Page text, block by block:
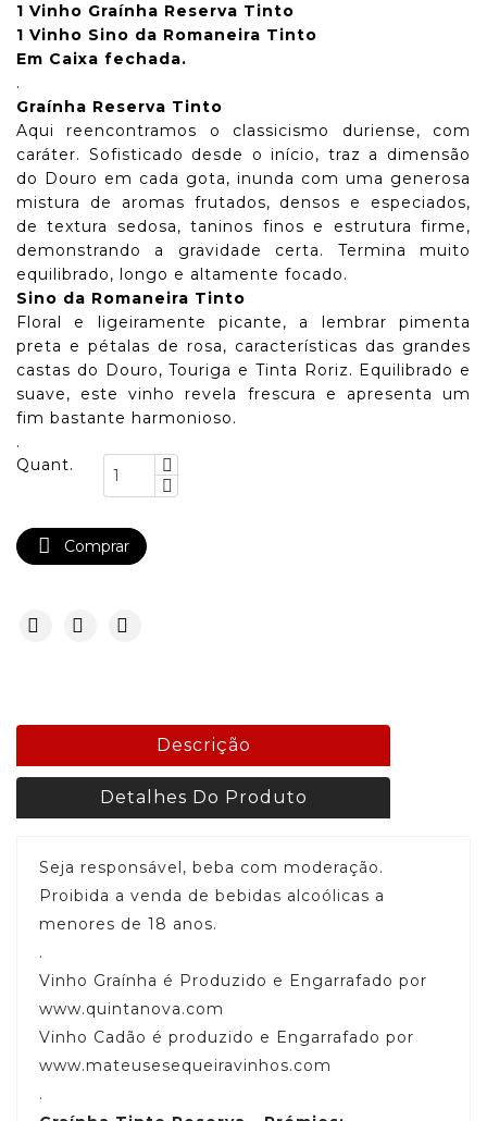
1 Vinho Graínha Reserva Tinto
1 Vinho Sino da Romaneira Tinto
Em Caixa fechada.
.
Graínha Reserva Tinto
Aqui reencontramos o classicismo duriense, com
caráter. Sofisticado desde o início, traz a dimensão
do Douro em cada gota, inunda com uma generosa
mistura de aromas frutados, densos e especiados,
de textura sedosa, taninos finos e estrutura firme,
demonstrando a gravidade certa. Termina muito
equilibrado, longo e altamente focado.
Sino da Romaneira Tinto
Floral e ligeiramente picante, a lembrar pimenta
preta e pétalas de rosa, características das grandes
castas do Douro, Touriga e Tinta Roriz. Equilibrado e
suave, este vinho revela frescura e apresenta um
fim bastante harmonioso.
.
Quant.
 Comprar
Descrição
Detalhes Do Produto
Seja responsável, beba com moderação.
Proibida a venda de bebidas alcoólicas a
menores de 18 anos.
.
Vinho Graínha é Produzido e Engarrafado por
www.quintanova.com
Vinho Cadão é produzido e Engarrafado por
www.mateusesequeiravinhos.com
.